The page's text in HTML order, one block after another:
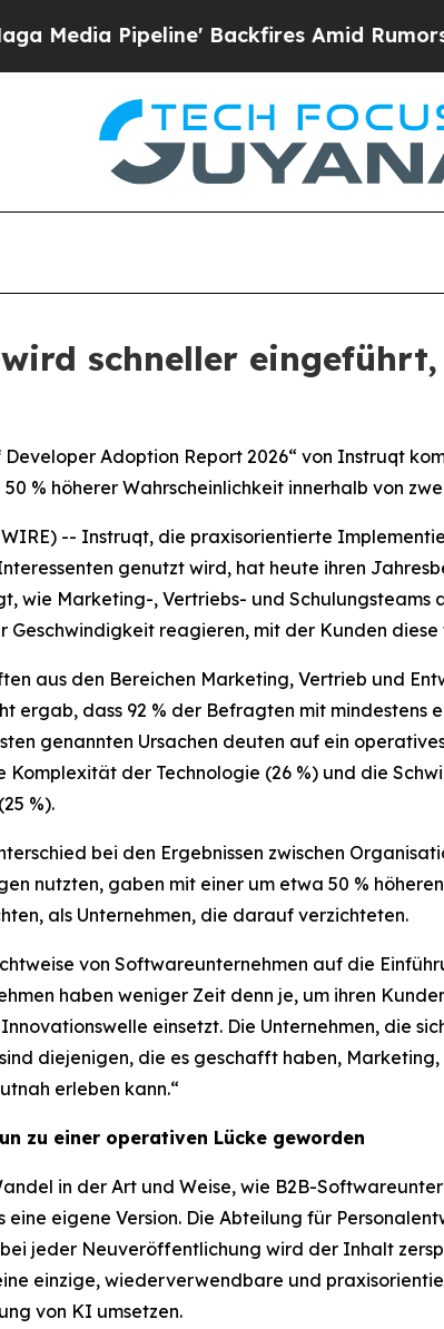
Pipeline' Backfires Amid Rumors
schneller
Adoption Report 2026“ von Instruqt
% höherer Wahrscheinlichkeit innerhalb von
-- Instruqt, die praxisorientierte
genutzt wird, hat heute ihren
wie Marketing-, Vertriebs- und Schulungsteams
reagieren, mit der Kunden diese
aus den Bereichen Marketing, Vertrieb und
ergab, dass 92 % der Befragten mit mindestens
genannten Ursachen deuten auf ein
Komplexität der Technologie (26 %) und die
%).
bei den Ergebnissen zwischen
nutzten, gaben mit einer um etwa 50 %
als Unternehmen, die darauf verzichteten.
von Softwareunternehmen auf die
haben weniger Zeit denn je, um ihren
einsetzt. Die Unternehmen, die
diejenigen, die es geschafft haben,
erleben kann.“
zu einer operativen Lücke geworden
in der Art und Weise, wie B2B-
eine eigene Version. Die Abteilung für
jeder Neuveröffentlichung wird der Inhalt
einzige, wiederverwendbare und
von KI umsetzen.